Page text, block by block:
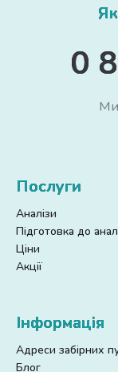
0
Ми
Послуги
Аналізи
Підготовка до
Ціни
Акції
Інформація
Адреси забірних
Блог